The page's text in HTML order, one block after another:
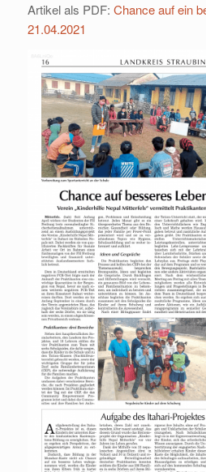
Artikel als PDF: Chance auf ein
21.04.2021